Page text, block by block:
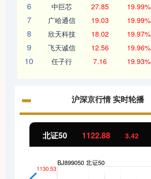
6 中巨芯 27.85 19.99%
7 广哈通信 19.03 19.99%
8 欣天科技 18.02 19.97%
9 飞天诚信 12.56 19.96%
10 任子行 7.16 19.93%
沪深京行情 实时轮播
北证50 1122.88 3.42